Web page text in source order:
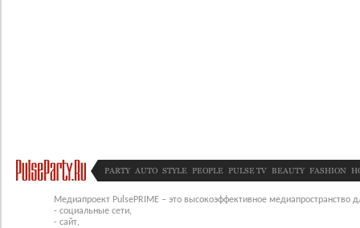
PARTY AUTO STYLE PEOPLE PULSE TV BEAUTY FASHION
Медиапроект PulsePRIME – это высокоэффективное медиапространство
- социальные сети,
- сайт,